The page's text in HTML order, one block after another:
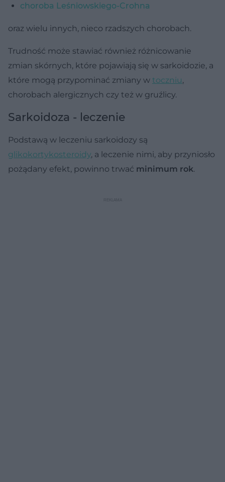
choroba Leśniowskiego-Crohna
oraz wielu innych, nieco rzadszych chorobach.
Trudność może stawiać również różnicowanie
zmian skórnych, które pojawiają się w sarkoidozie, a
które mogą przypominać zmiany w toczniu,
chorobach alergicznych czy też w gruźlicy.
Sarkoidoza - leczenie
Podstawą w leczeniu sarkoidozy są
glikokortykosteroidy, a leczenie nimi, aby przyniosło
pożądany efekt, powinno trwać minimum rok.